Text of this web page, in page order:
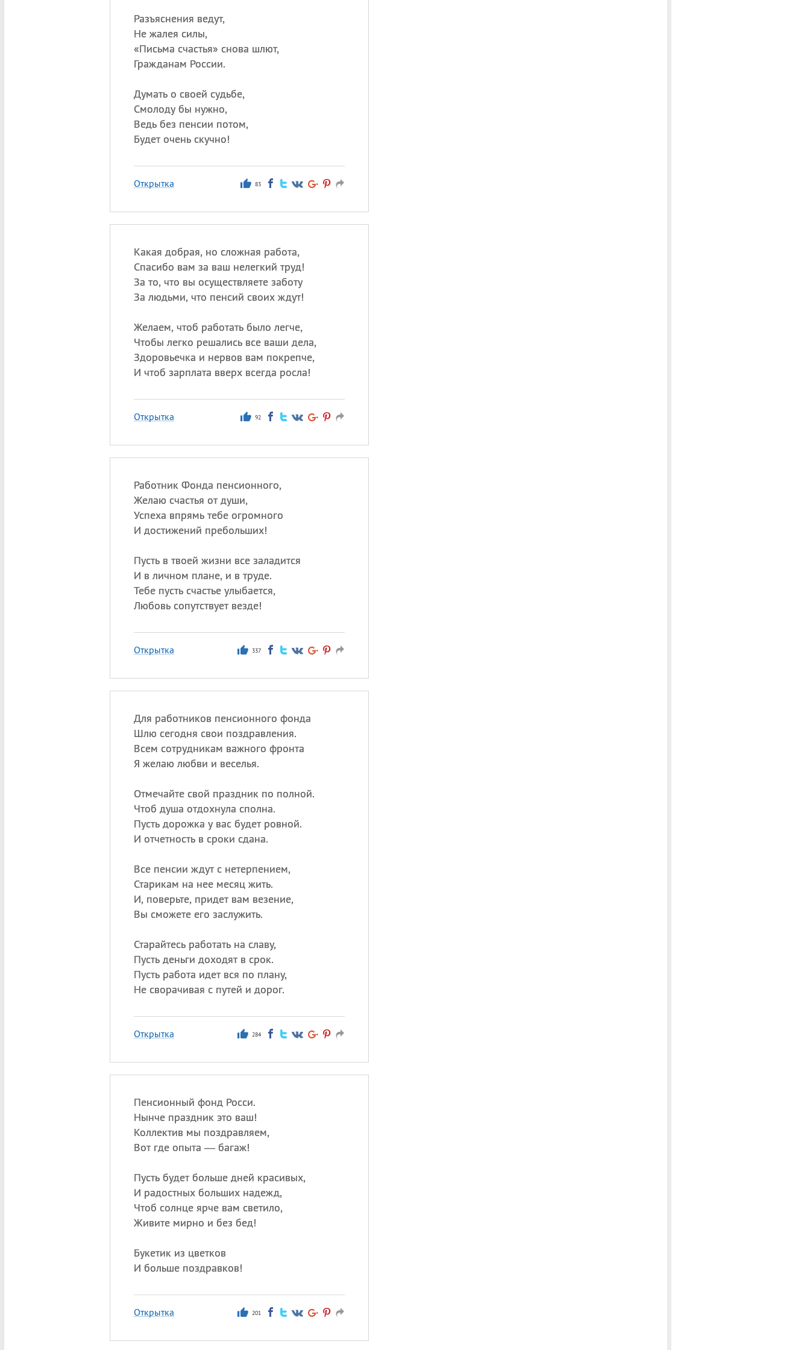
Разъяснения ведут,
Не жалея силы,
«Письма счастья» снова шлют,
Гражданам России.
Думать о своей судьбе,
Смолоду бы нужно,
Ведь без пенсии потом,
Будет очень скучно!
Открытка 83
Какая добрая, но сложная работа,
Спасибо вам за ваш нелегкий труд!
За то, что вы осуществляете заботу
За людьми, что пенсий своих ждут!
Желаем, чтоб работать было легче,
Чтобы легко решались все ваши дела,
Здоровьечка и нервов вам покрепче,
И чтоб зарплата вверх всегда росла!
Открытка 92
Работник Фонда пенсионного,
Желаю счастья от души,
Успеха впрямь тебе огромного
И достижений пребольших!
Пусть в твоей жизни все заладится
И в личном плане, и в труде.
Тебе пусть счастье улыбается,
Любовь сопутствует везде!
Открытка 337
Для работников пенсионного фонда
Шлю сегодня свои поздравления.
Всем сотрудникам важного фронта
Я желаю любви и веселья.
Отмечайте свой праздник по полной.
Чтоб душа отдохнула сполна.
Пусть дорожка у вас будет ровной.
И отчетность в сроки сдана.
Все пенсии ждут с нетерпением,
Старикам на нее месяц жить.
И, поверьте, придет вам везение,
Вы сможете его заслужить.
Старайтесь работать на славу,
Пусть деньги доходят в срок.
Пусть работа идет вся по плану,
Не сворачивая с путей и дорог.
Открытка 284
Пенсионный фонд Росси.
Нынче праздник это ваш!
Коллектив мы поздравляем,
Вот где опыта — багаж!
Пусть будет больше дней красивых,
И радостных больших надежд,
Чтоб солнце ярче вам светило,
Живите мирно и без бед!
Букетик из цветков
И больше поздравков!
Открытка 201